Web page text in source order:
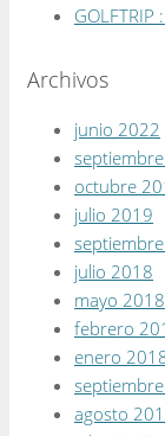
Archivos
junio 2022
octubre
julio 2019
julio 2018
mayo 2018
febrero
enero
agosto